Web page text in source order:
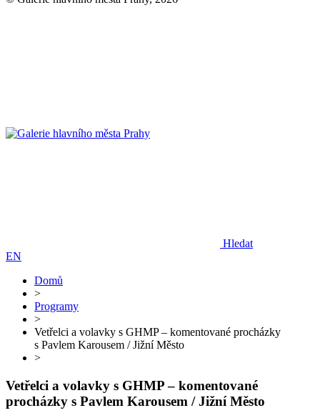
Hledat
EN
Domů
>
Programy
>
Vetřelci a volavky s GHMP – komentované procházky
s Pavlem Karousem / Jižní Město
>
Vetřelci a volavky s GHMP – komentované
procházky s Pavlem Karousem / Jižní Město